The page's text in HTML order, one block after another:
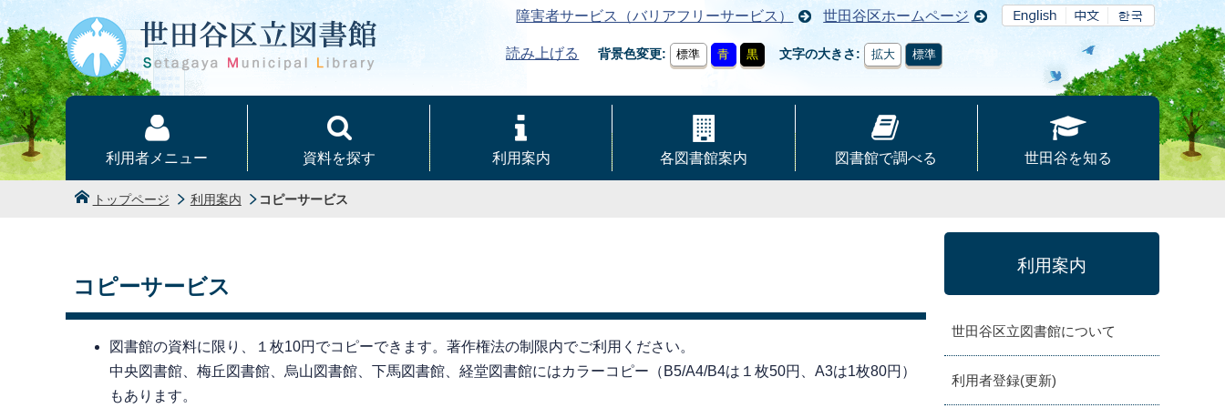
本文へ
障害者サービス（バリアフリーサービス） 世田谷区ホームページ
読み上げる 背景色変更 標準 青 黒 文字の大きさ 拡大 標準
利用者メニュー 資料を探す 利用案内 各図書館案内 図書館で調べる 世田谷を知る
トップページ 利用案内 コピーサービス
コピーサービス
図書館の資料に限り、１枚10円でコピーできます。著作権法の制限内でご利用ください。
中央図書館、梅丘図書館、烏山図書館、下馬図書館、経堂図書館にはカラーコピー（B5/A4/B4は１枚50円、A3は1枚80円）
もあります。
利用案内
世田谷区立図書館について
利用者登録(更新)